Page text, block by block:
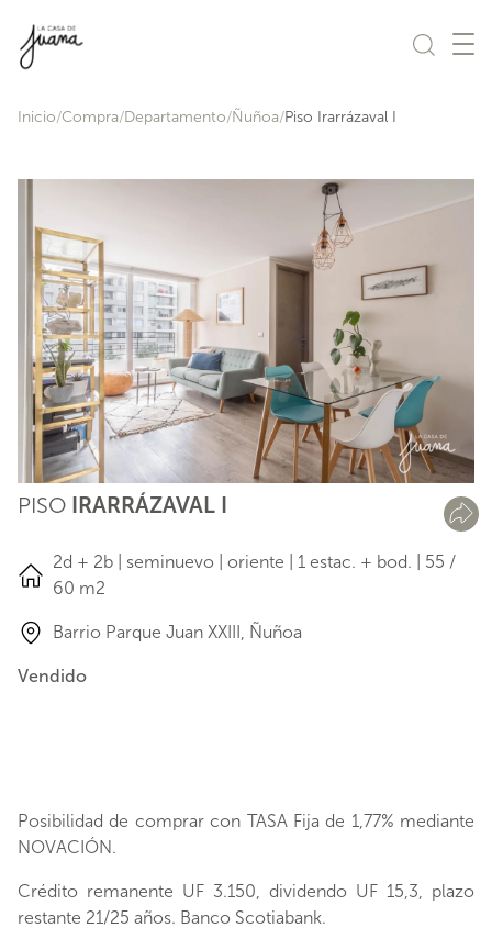
Inicio Compra Departamento Ñuñoa Piso Irarrázaval I
PISO IRARRÁZAVAL I
2d + 2b | seminuevo | oriente | 1 estac. + bod. | 55 /
60 m2
Barrio Parque Juan XXIII, Ñuñoa
Vendido
Posibilidad de comprar con TASA Fija de 1,77% mediante
NOVACIÓN.
Crédito remanente UF 3.150, dividendo UF 15,3, plazo
restante 21/25 años. Banco Scotiabank.